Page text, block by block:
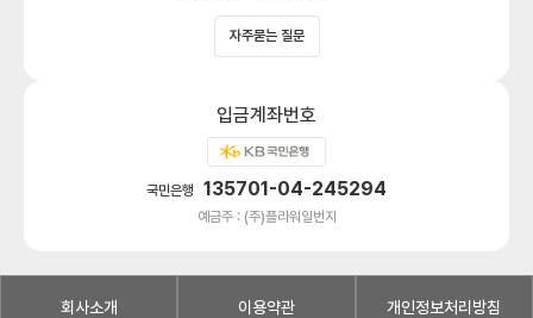
자주묻는 질문
입금계좌번호
국민은행 135701-04-245294
예금주 : (주)플라워일번지
회사소개 이용약관 개인정보처리방침